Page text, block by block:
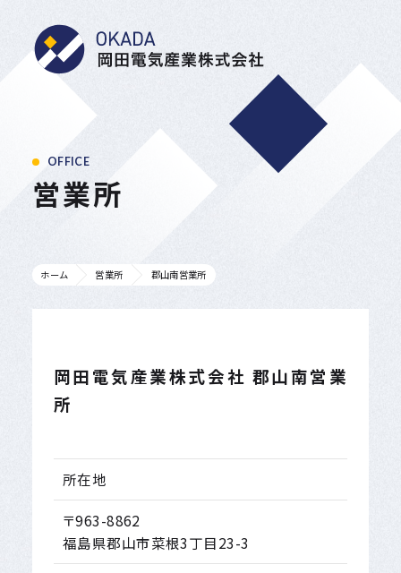
OFFICE
営業所
ホーム 営業所 郡山南営業所
岡田電気産業株式会社 郡山南営業
所
所在地
〒963-8862
福島県郡山市菜根3丁目23-3